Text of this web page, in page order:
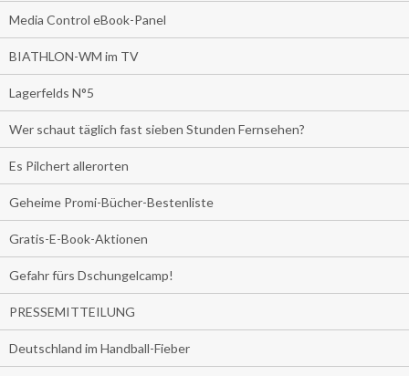
Media Control eBook-Panel
BIATHLON-WM im TV
Lagerfelds N°5
Wer schaut täglich fast sieben Stunden Fernsehen?
Es Pilchert allerorten
Geheime Promi-Bücher-Bestenliste
Gratis-E-Book-Aktionen
Gefahr fürs Dschungelcamp!
PRESSEMITTEILUNG
Deutschland im Handball-Fieber